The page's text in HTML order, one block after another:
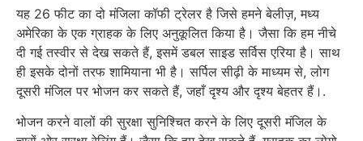
यह 26 फीट का दो मंजिला कॉफी ट्रेलर है जिसे हमने बेलीज़, मध्य
अमेरिका के एक ग्राहक के लिए अनुकूलित किया है। जैसा कि हम नीचे
दी गई तस्वीर से देख सकते हैं, इसमें डबल साइड सर्विस एरिया है। साथ
ही इसके दोनों तरफ शामियाना भी है। सर्पिल सीढ़ी के माध्यम से, लोग
दूसरी मंजिल पर भोजन कर सकते हैं, जहाँ दृश्य और दृश्य बेहतर हैं।.
भोजन करने वालों की सुरक्षा सुनिश्चित करने के लिए दूसरी मंजिल के